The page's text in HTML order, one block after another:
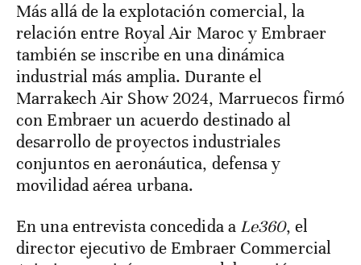
Más allá de la explotación comercial, la
relación entre Royal Air Maroc y Embraer
también se inscribe en una dinámica
industrial más amplia. Durante el
Marrakech Air Show 2024, Marruecos firmó
con Embraer un acuerdo destinado al
desarrollo de proyectos industriales
conjuntos en aeronáutica, defensa y
movilidad aérea urbana.
En una entrevista concedida a Le360, el
director ejecutivo de Embraer Commercial